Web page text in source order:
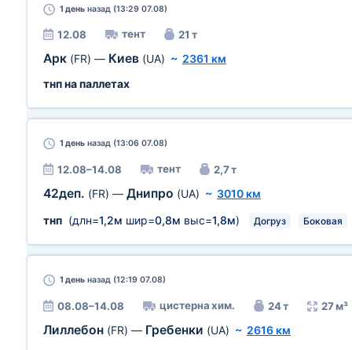
1 день назад (13:29 07.08)
12.08 тент 21 т
Арк (FR) — Киев (UA) ~ 2361 км
тнп на паллетах
1 день назад (13:06 07.08)
12.08–14.08 тент 2,7 т
42деп. (FR) — Днипро (UA) ~ 3010 км
тнп (длн=1,2м шир=0,8м выс=1,8м) Догруз Боковая
1 день назад (12:19 07.08)
08.08–14.08 цистерна хим. 24 т 27 м³
Лиллебон (FR) — Гребенки (UA) ~ 2616 км